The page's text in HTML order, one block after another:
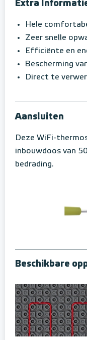
Extra
Hele
Zeer snelle
Efficiënte en
Bescherming
Direct te
Aansluiten
Deze WiFi-
inbouwdoos van
bedrading.
Beschikbare